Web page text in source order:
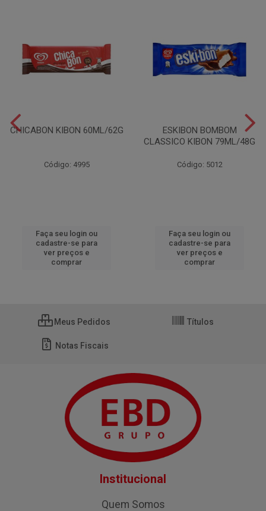
CHICABON KIBON 60ML/62G
Código: 4995
Faça seu login ou
cadastre-se para
ver preços e
comprar
ESKIBON BOMBOM
CLASSICO KIBON 79ML/48G
Código: 5012
Faça seu login ou
cadastre-se para
ver preços e
comprar
Meus Pedidos Títulos
Notas Fiscais
Institucional
Quem Somos